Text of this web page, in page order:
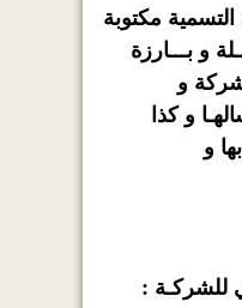
مكتوبة
و بـــارزة
و
و كذا
و
للشركـة :